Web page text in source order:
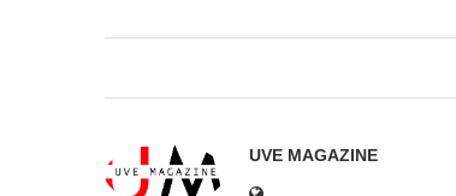
UVE MAGAZINE